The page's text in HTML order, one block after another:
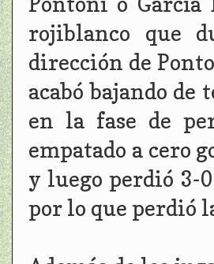
rojiblanco que
dirección de
acabó bajando
en la fase de
empatado a cero
y luego perdió 3-
por lo que perdió